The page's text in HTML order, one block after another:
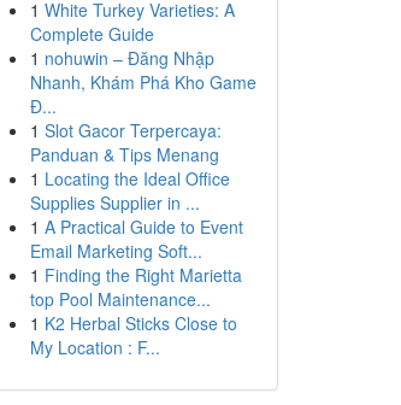
1 White Turkey Varieties: A
Complete Guide
1 nohuwin – Đăng Nhập
Nhanh, Khám Phá Kho Game
Đ...
1 Slot Gacor Terpercaya:
Panduan & Tips Menang
1 Locating the Ideal Office
Supplies Supplier in ...
1 A Practical Guide to Event
Email Marketing Soft...
1 Finding the Right Marietta
top Pool Maintenance...
1 K2 Herbal Sticks Close to
My Location : F...